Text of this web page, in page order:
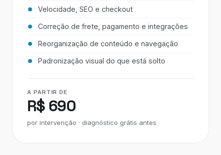
Velocidade, SEO e checkout
Correção de frete, pagamento e integrações
Reorganização de conteúdo e navegação
Padronização visual do que está solto
A PARTIR DE
R$ 690
por intervenção · diagnóstico grátis antes